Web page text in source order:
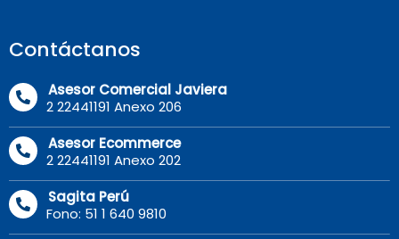
Contáctanos
Asesor Comercial Javiera
2 22441191 Anexo 206
Asesor Ecommerce
2 22441191 Anexo 202
Sagita Perú
Fono: 51 1 640 9810